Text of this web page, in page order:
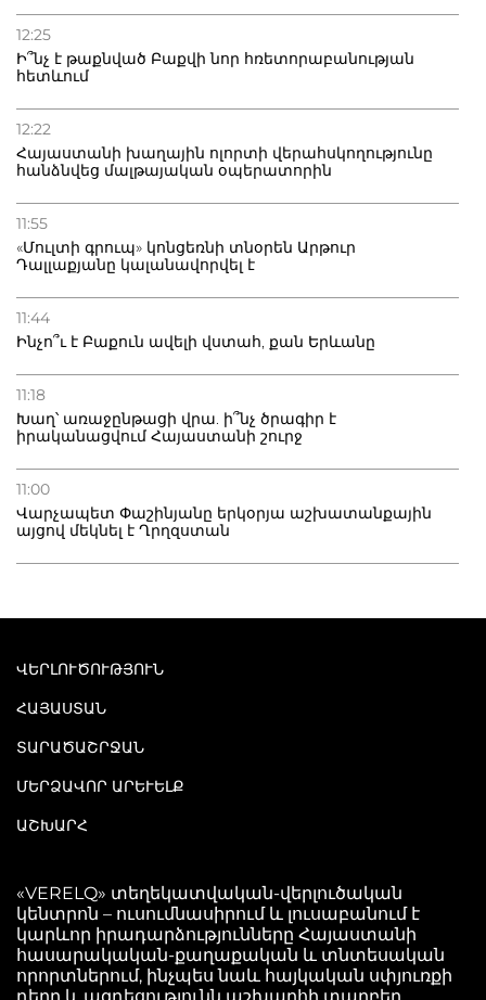
12:25
Ի՞նչ է թաքնված Բաքվի նոր հռետորաբանության
հետևում
12:22
Հայաստանի խաղային ոլորտի վերահսկողությունը
հանձնվեց մալթայական օպերատորին
11:55
«Մուլտի գրուպ» կոնցեռնի տնօրեն Արթուր
Դալլաքյանը կալանավորվել է
11:44
Ինչո՞ւ է Բաքուն ավելի վստահ, քան Երևանը
11:18
Խաղ՝ առաջընթացի վրա. ի՞նչ ծրագիր է
իրականացվում Հայաստանի շուրջ
11:00
Վարչապետ Փաշինյանը երկօրյա աշխատանքային
այցով մեկնել է Ղրղզստան
ՎԵՐԼՈՒԾՈՒԹՅՈՒՆ
ՀԱՅԱՍՏԱՆ
ՏԱՐԱԾԱՇՐՋԱՆ
ՄԵՐՁԱՎՈՐ ԱՐԵՒԵԼՔ
ԱՇԽԱՐՀ
«VERELQ» տեղեկատվական-վերլուծական
կենտրոն – ուսումնասիրում և լուսաբանում է
կարևոր իրադարձությունները Հայաստանի
հասարակական-քաղաքական և տնտեսական
որորտներում, ինչպես նաև հայկական սփյուռքի